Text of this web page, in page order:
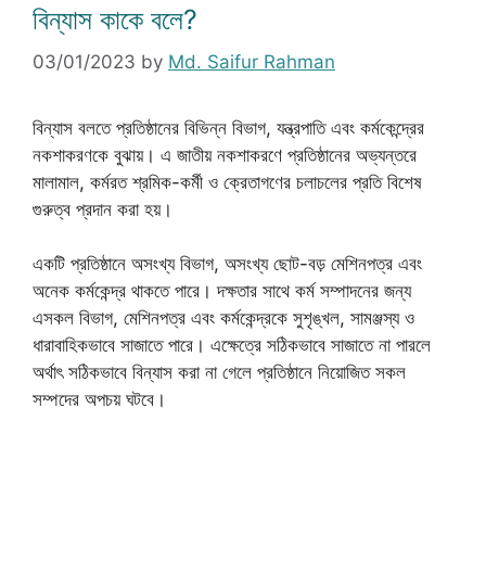
বিন্যাস কাকে বলে?
03/01/2023 by Md. Saifur Rahman
বিন্যাস বলতে প্রতিষ্ঠানের বিভিন্ন বিভাগ, যন্ত্রপাতি এবং কর্মকেন্দ্রের
নকশাকরণকে বুঝায়। এ জাতীয় নকশাকরণে প্রতিষ্ঠানের অভ্যন্তরে
মালামাল, কর্মরত শ্রমিক-কর্মী ও ক্রেতাগণের চলাচলের প্রতি বিশেষ
গুরুত্ব প্রদান করা হয়।
একটি প্রতিষ্ঠানে অসংখ্য বিভাগ, অসংখ্য ছোট-বড় মেশিনপত্র এবং
অনেক কর্মকেন্দ্র থাকতে পারে। দক্ষতার সাথে কর্ম সম্পাদনের জন্য
এসকল বিভাগ, মেশিনপত্র এবং কর্মকেন্দ্রকে সুশৃঙ্খল, সামঞ্জস্য ও
ধারাবাহিকভাবে সাজাতে পারে। এক্ষেত্রে সঠিকভাবে সাজাতে না পারলে
অর্থাৎ সঠিকভাবে বিন্যাস করা না গেলে প্রতিষ্ঠানে নিয়োজিত সকল
সম্পদের অপচয় ঘটবে।